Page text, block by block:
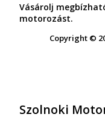
Vásárolj
motorozást.
Copyright ©
Szolnoki